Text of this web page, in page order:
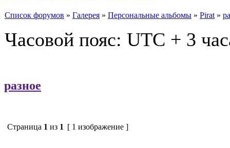
Список форумов » Галерея » Персональные альбомы » Pirat »
Часовой пояс: UTC + 3
разное
Страница 1 из 1 [ 1 изображение ]